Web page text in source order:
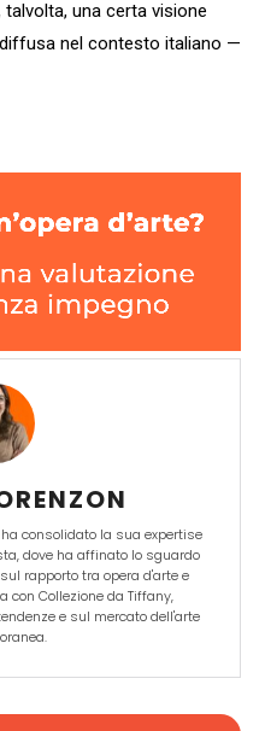
una certa visione
nel contesto italiano —
consolidato la sua expertise
dove ha affinato lo sguardo
rapporto tra opera d'arte e
con Collezione da Tiffany,
e sul mercato dell'arte